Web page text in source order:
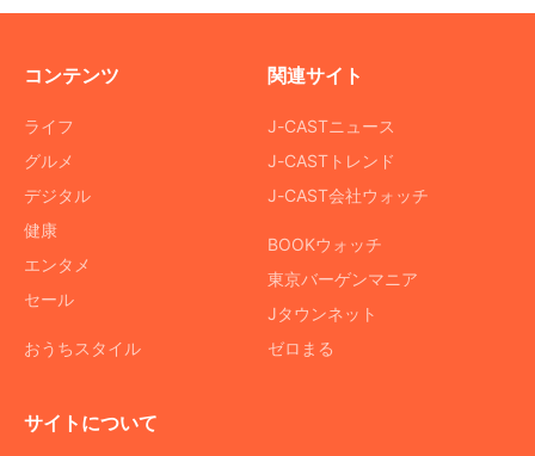
コンテンツ
ライフ
グルメ
デジタル
健康
エンタメ
セール
おうちスタイル
関連サイト
J-CASTニュース
J-CASTトレンド
J-CAST会社ウォッチ
BOOKウォッチ
東京バーゲンマニア
Jタウンネット
ゼロまる
サイトについて